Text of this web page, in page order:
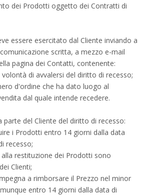
dei Prodotti oggetto dei Contratti di
essere esercitato dal Cliente inviando a
scritta, a mezzo e-mail
pagina dei Contatti, contenente:
di avvalersi del diritto di recesso;
d'ordine che ha dato luogo al
dal quale intende recedere.
parte del Cliente del diritto di recesso:
i Prodotti entro 14 giorni dalla data
recesso;
restituzione dei Prodotti sono
Clienti;
a rimborsare il Prezzo nel minor
entro 14 giorni dalla data di